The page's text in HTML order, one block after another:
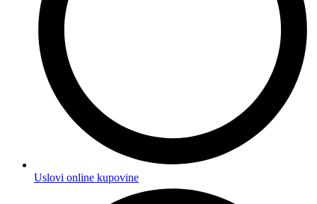
Uslovi online kupovine